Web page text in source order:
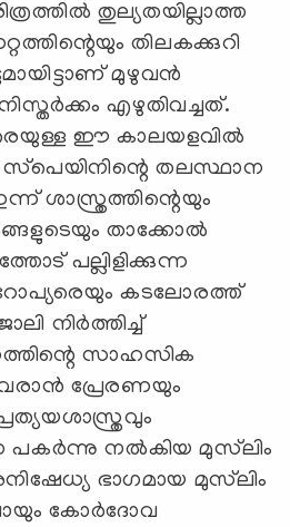
തുല്യതയില്ലാത്ത
തിലകക്കുറി
മുഴുവന്‍
എഴുതിവച്ചത്.
ഈ കാലയളവില്‍
തലസ്ഥാന
ശാസ്ത്രത്തിന്റെയും
താക്കോല്‍
പല്ലിളിക്കുന്ന
കടലോരത്ത്
നിര്‍ത്തിച്ച്
സാഹസിക
പ്രേരണയും
പകര്‍ന്നു നല്‍കിയ മുസ്‌ലിം
ഭാഗമായ മുസ്‌ലിം
കോര്‍ദോവ